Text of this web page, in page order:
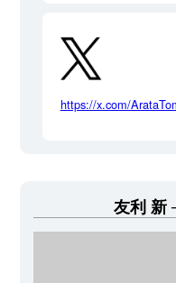
https://x.com/
友利 新